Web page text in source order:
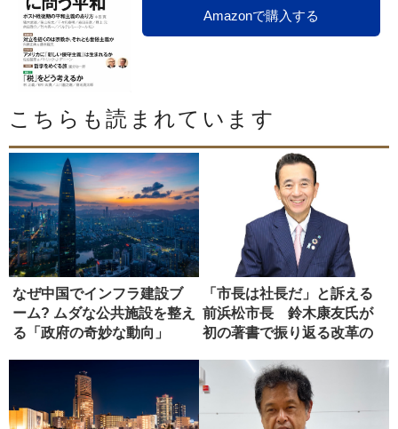
Amazonで購入する
こちらも読まれています
なぜ中国でインフラ建設ブ
ーム? ムダな公共施設を整え
る「政府の奇妙な動向」
「市長は社長だ」と訴える
前浜松市長 鈴木康友氏が
初の著書で振り返る改革の